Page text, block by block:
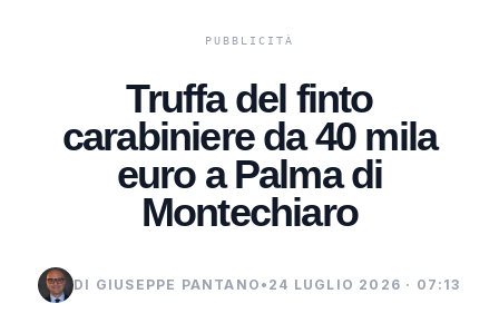
Truffa del finto
carabiniere da 40 mila
euro a Palma di
Montechiaro
DI GIUSEPPE PANTANO • 24 LUGLIO 2026 · 07:13